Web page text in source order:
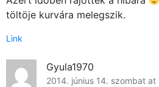
töltöje kurvára melegszik.
Link
Gyula1970
2014. június 14. szombat at